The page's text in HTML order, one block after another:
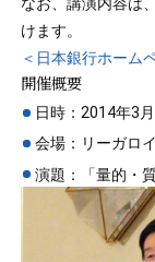
なお、講演内容は
けます。
＜日本銀行ホーム
開催概要
日時：2014年3
会場：リーガロ
演題：「量的・